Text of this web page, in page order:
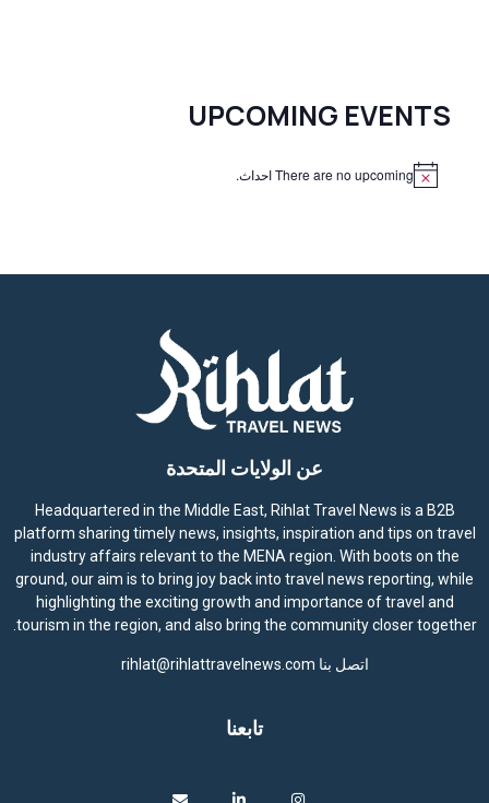
UPCOMING EVENTS
There are no upcoming احداث.
عن الولايات المتحدة
Headquartered in the Middle East, Rihlat Travel News is a B2B
platform sharing timely news, insights, inspiration and tips on travel
industry affairs relevant to the MENA region. With boots on the
ground, our aim is to bring joy back into travel news reporting, while
highlighting the exciting growth and importance of travel and
tourism in the region, and also bring the community closer together.
اتصل بنا rihlat@rihlattravelnews.com
تابعنا